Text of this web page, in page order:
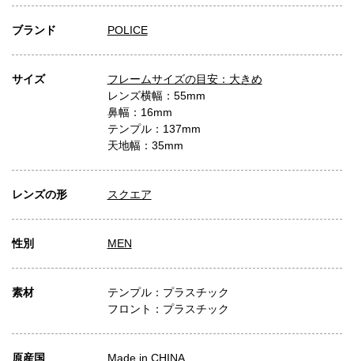
ブランド POLICE
サイズ
フレームサイズの目安：大きめ
レンズ横幅：55mm
鼻幅：16mm
テンプル：137mm
天地幅：35mm
レンズの形 スクエア
性別 MEN
素材
テンプル：プラスチック
フロント：プラスチック
原産国 Made in CHINA